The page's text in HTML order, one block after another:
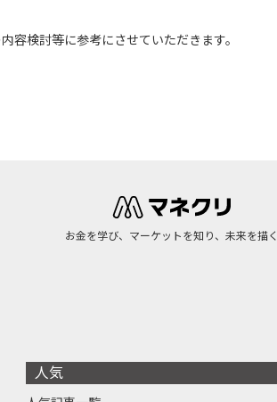
容検討等に参考にさせていただきます。
お金を学び、マーケットを知り、未来を描く
人気